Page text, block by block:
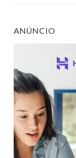
ANÚNCIO